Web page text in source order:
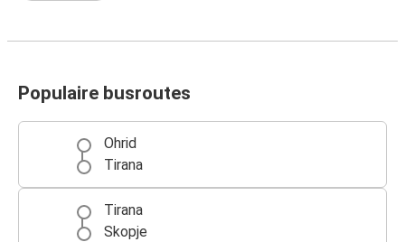
Populaire busroutes
Ohrid
Tirana
Tirana
Skopje